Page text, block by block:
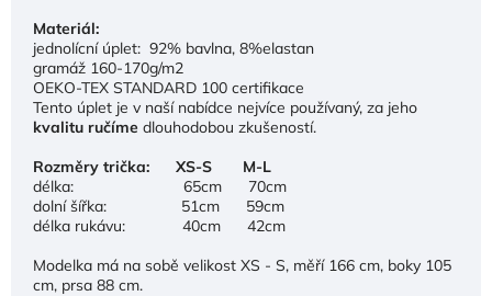
Materiál:
jednolícní úplet: 92% bavlna, 8%elastan
gramáž 160-170g/m2
OEKO-TEX STANDARD 100 certifikace
Tento úplet je v naší nabídce nejvíce používaný, za jeho
kvalitu ručíme dlouhodobou zkušeností.
Rozměry trička: XS-S M-L
délka: 65cm 70cm
dolní šířka: 51cm 59cm
délka rukávu: 40cm 42cm
Modelka má na sobě velikost XS - S, měří 166 cm, boky 105
cm, prsa 88 cm.